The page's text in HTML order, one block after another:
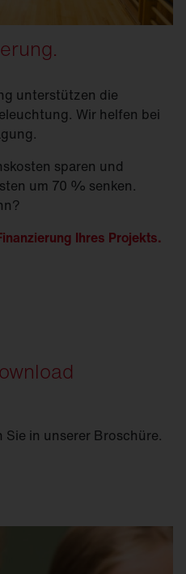
unterstützen die
Wir helfen bei
sparen und
um 70 % senken.
Ihres Projekts.
in unserer Broschüre.